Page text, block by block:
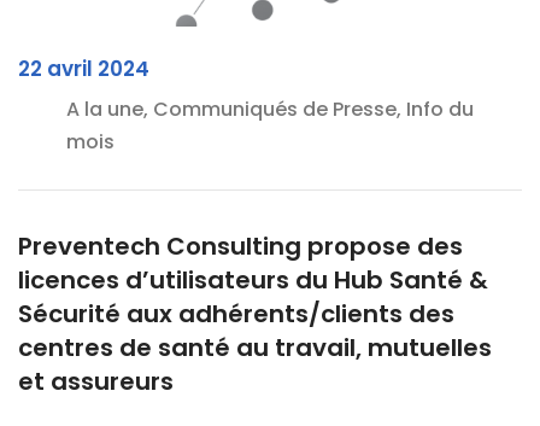
22 avril 2024
A la une, Communiqués de Presse, Info du
mois
Preventech Consulting propose des
licences d’utilisateurs du Hub Santé &
Sécurité aux adhérents/clients des
centres de santé au travail, mutuelles
et assureurs